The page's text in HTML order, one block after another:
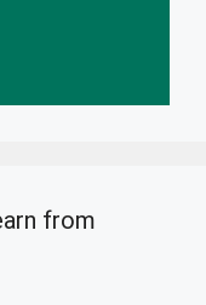
from